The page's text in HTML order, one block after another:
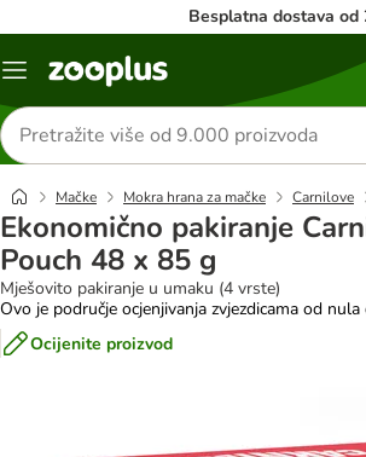
Besplatna dostava od
Izbornik
Traži
proizvode
Mačke Mokra hrana za mačke Carnilove
Ekonomično pakiranje
Pouch 48 x 85 g
Mješovito pakiranje u umaku (4 vrste)
Ovo je područje ocjenjivanja zvjezdicama od
Ocijenite proizvod